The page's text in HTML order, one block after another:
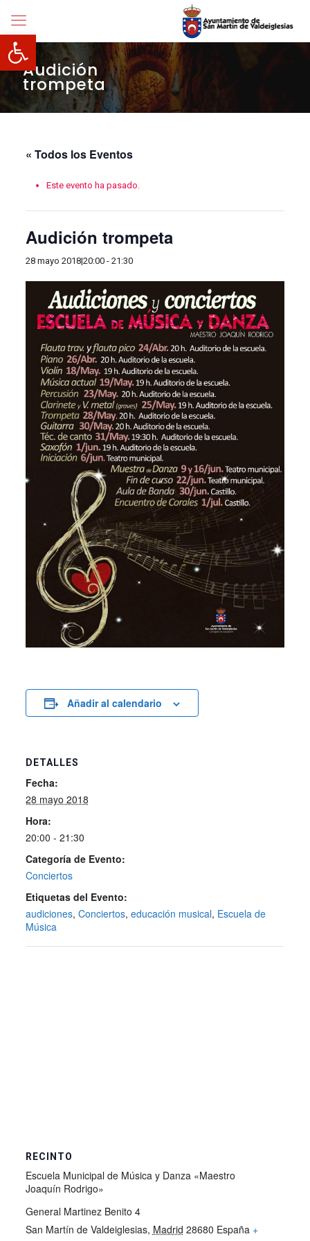
Abrir barra de herramientas
Audición
trompeta
« Todos los Eventos
Este evento ha pasado.
Audición trompeta
28 mayo 2018|20:00- 21:30
Añadir al calendario
DETALLES
Fecha:
28 mayo 2018
Hora:
20:00 - 21:30
Categoría de Evento:
Conciertos
Etiquetas del Evento:
audiciones, Conciertos, educación musical, Escuela de
Música
RECINTO
Escuela Municipal de Música y Danza «Maestro
Joaquín Rodrigo»
General Martinez Benito 4
San Martín de Valdeiglesias, Madrid 28680 España +